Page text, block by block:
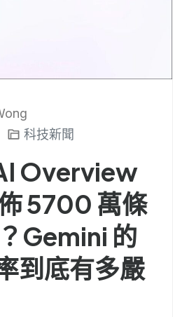
科技新聞
Overview
5700 萬條
Gemini 的
到底有多嚴